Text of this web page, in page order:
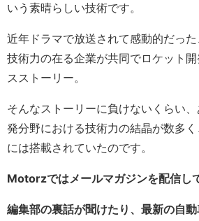
いう素晴らしい技術です。
近年ドラマで放送されて感動的だっ
技術力の在る企業が共同でロケット
スストーリー。
そんなストーリーに負けないくらい
発分野における技術力の結晶が数多
には搭載されていたのです。
Motorzではメールマガジンを配信し
編集部の裏話が聞けたり、最新の自